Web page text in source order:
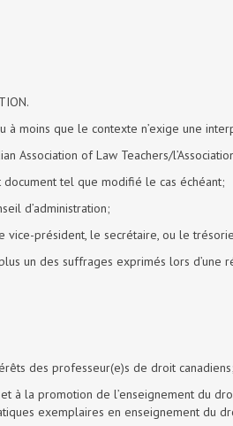
à moins que le contexte n’exige une
Association of Law Teachers/
tel que modifié le cas échéant;
d’administration;
président, le secrétaire, ou le
un des suffrages exprimés lors d’une
des professeur(e)s de droit canadiens;
à la promotion de l’enseignement du
exemplaires en enseignement du